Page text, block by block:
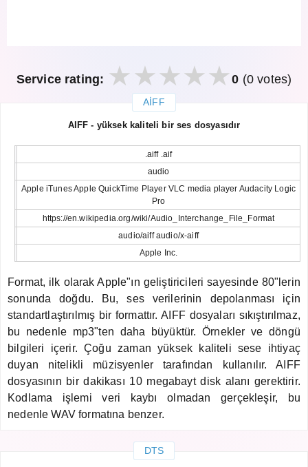
Service rating: 0 (0 votes)
AIFF
AIFF - yüksek kaliteli bir ses dosyasıdır
.aiff .aif
audio
Apple iTunes Apple QuickTime Player VLC media player Audacity Logic
Pro
https://en.wikipedia.org/wiki/Audio_Interchange_File_Format
audio/aiff audio/x-aiff
Apple Inc.
Format, ilk olarak Apple"ın geliştiricileri sayesinde 80"lerin
sonunda doğdu. Bu, ses verilerinin depolanması için
standartlaştırılmış bir formattır. AIFF dosyaları sıkıştırılmaz,
bu nedenle mp3"ten daha büyüktür. Örnekler ve döngü
bilgileri içerir. Çoğu zaman yüksek kaliteli sese ihtiyaç
duyan nitelikli müzisyenler tarafından kullanılır. AIFF
dosyasının bir dakikası 10 megabayt disk alanı gerektirir.
Kodlama işlemi veri kaybı olmadan gerçekleşir, bu
nedenle WAV formatına benzer.
DTS